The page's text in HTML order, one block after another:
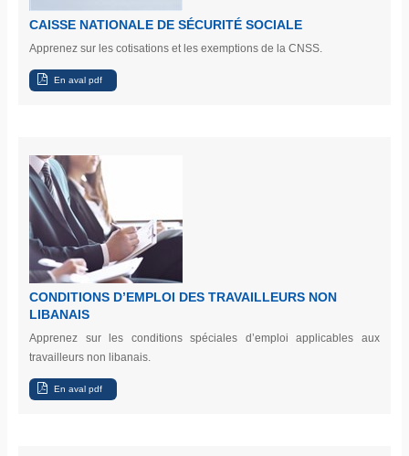
CAISSE NATIONALE DE SÉCURITÉ SOCIALE
Apprenez sur les cotisations et les exemptions de la CNSS.
CONDITIONS D’EMPLOI DES TRAVAILLEURS NON
LIBANAIS
Apprenez sur les conditions spéciales d’emploi applicables aux
travailleurs non libanais.